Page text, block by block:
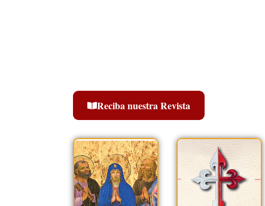
Reciba nuestra Revista